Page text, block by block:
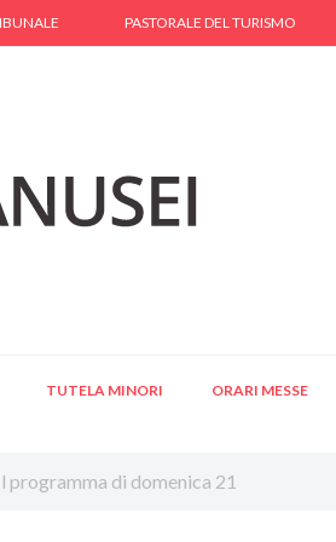
PASTORALE DEL TURISMO
TUTELA MINORI ORARI MESSE
programma di domenica 21